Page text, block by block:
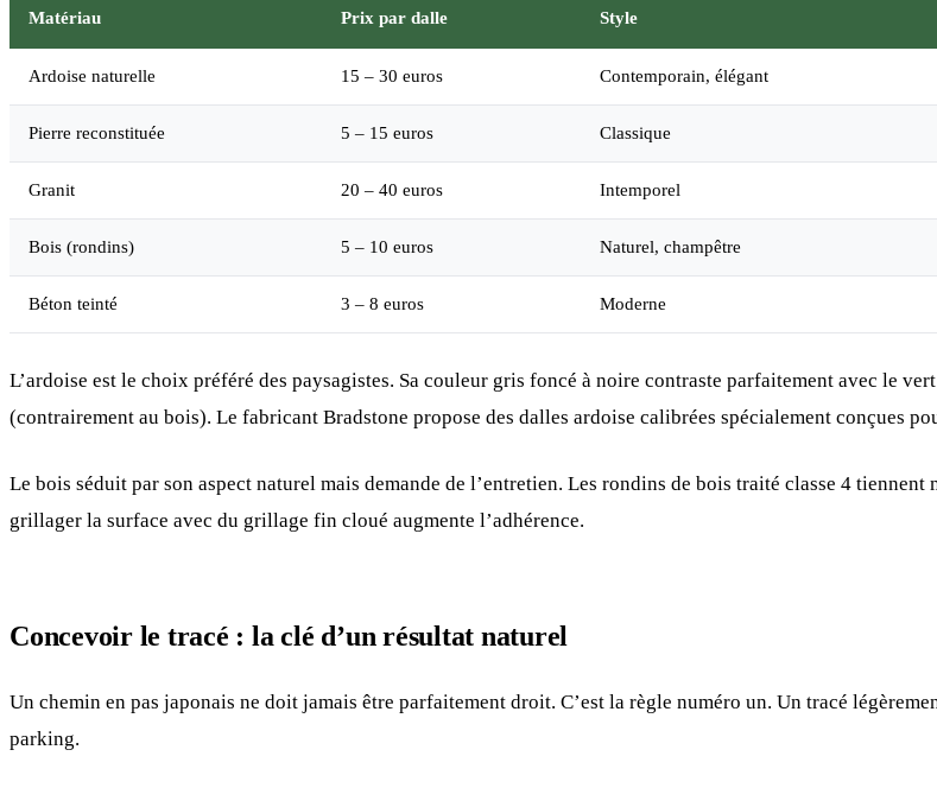
Matériau Prix par dalle Style
Ardoise naturelle 15 – 30 euros Contemporain, élégant
Pierre reconstituée 5 – 15 euros Classique
Granit 20 – 40 euros Intemporel
Bois (rondins) 5 – 10 euros Naturel, champêtre
Béton teinté 3 – 8 euros Moderne
L’ardoise est le choix préféré des paysagistes. Sa couleur gris foncé à noire contraste parfaitement avec le
(contrairement au bois). Le fabricant Bradstone propose des dalles ardoise calibrées spécialement conçues
Le bois séduit par son aspect naturel mais demande de l’entretien. Les rondins de bois traité classe 4
grillager la surface avec du grillage fin cloué augmente l’adhérence.
Concevoir le tracé : la clé d’un résultat naturel
Un chemin en pas japonais ne doit jamais être parfaitement droit. C’est la règle numéro un. Un tracé
parking.